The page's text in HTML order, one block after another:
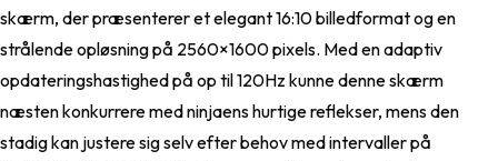
skærm, der præsenterer et elegant 16:10 billedformat og en
strålende opløsning på 2560×1600 pixels. Med en adaptiv
opdateringshastighed på op til 120Hz kunne denne skærm
næsten konkurrere med ninjaens hurtige reflekser, mens den
stadig kan justere sig selv efter behov med intervaller på